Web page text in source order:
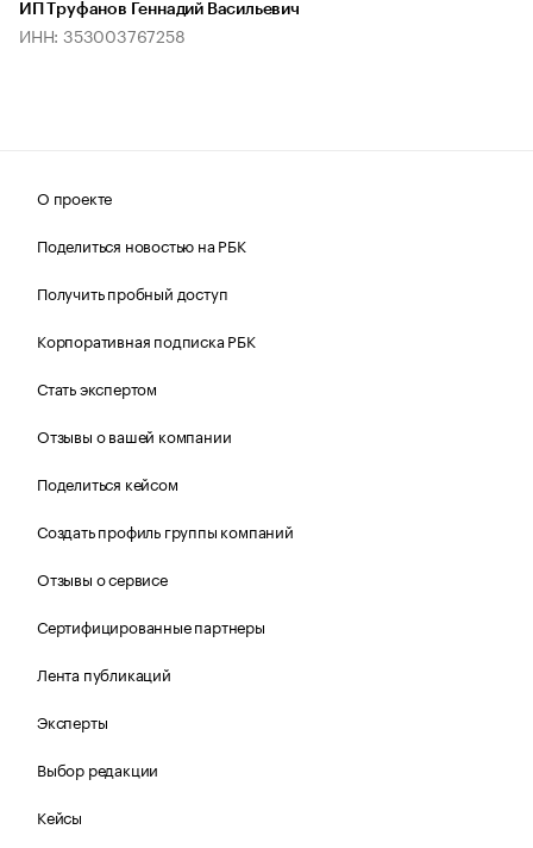
ИП Труфанов Геннадий Васильевич
ИНН: 353003767258
О проекте
Поделиться новостью на РБК
Получить пробный доступ
Корпоративная подписка РБК
Стать экспертом
Отзывы о вашей компании
Поделиться кейсом
Создать профиль группы компаний
Отзывы о сервисе
Сертифицированные партнеры
Лента публикаций
Эксперты
Выбор редакции
Кейсы